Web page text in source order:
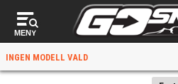
MENY
INGEN MODELL VALD